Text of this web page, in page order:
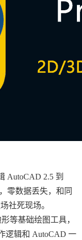
AutoCAD 2.5 到
零数据丢失，和同
社死现场。
等基础绘图工具，
逻辑和 AutoCAD 一